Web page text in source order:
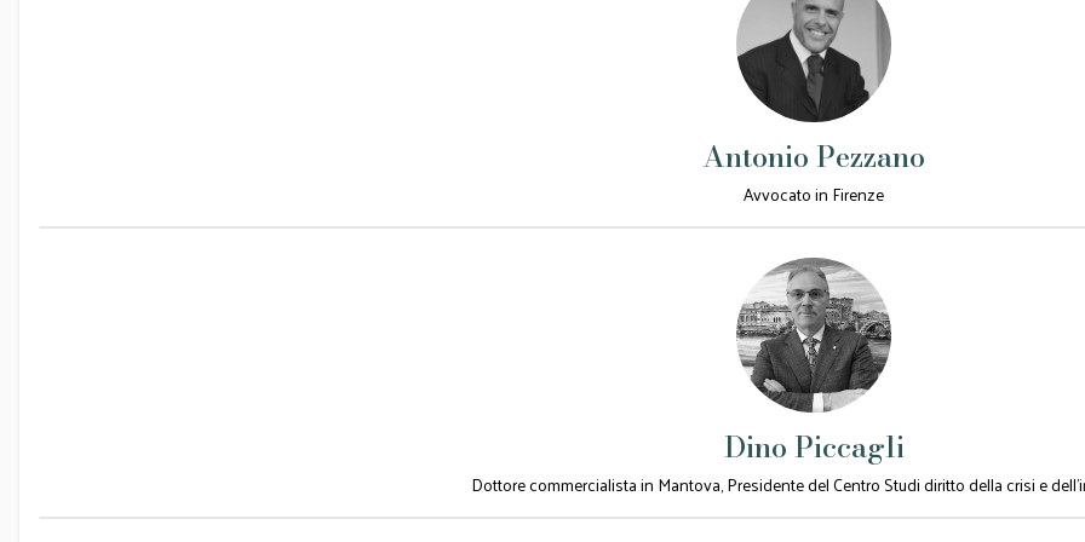
Antonio Pezzano
Avvocato in Firenze
Dino Piccagli
Dottore commercialista in Mantova, Presidente del Centro Studi diritto della crisi e